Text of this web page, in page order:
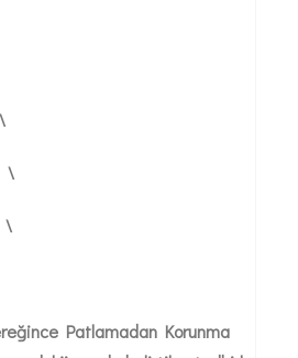
\
\
Patlamadan Korunma